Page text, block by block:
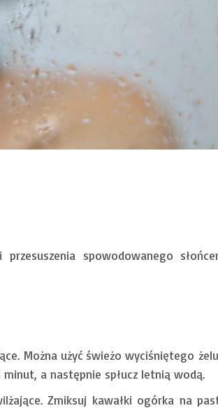
spowodowanego
Można użyć świeżo wyciśniętego
a następnie spłucz letnią wodą.
Zmiksuj kawałki ogórka na